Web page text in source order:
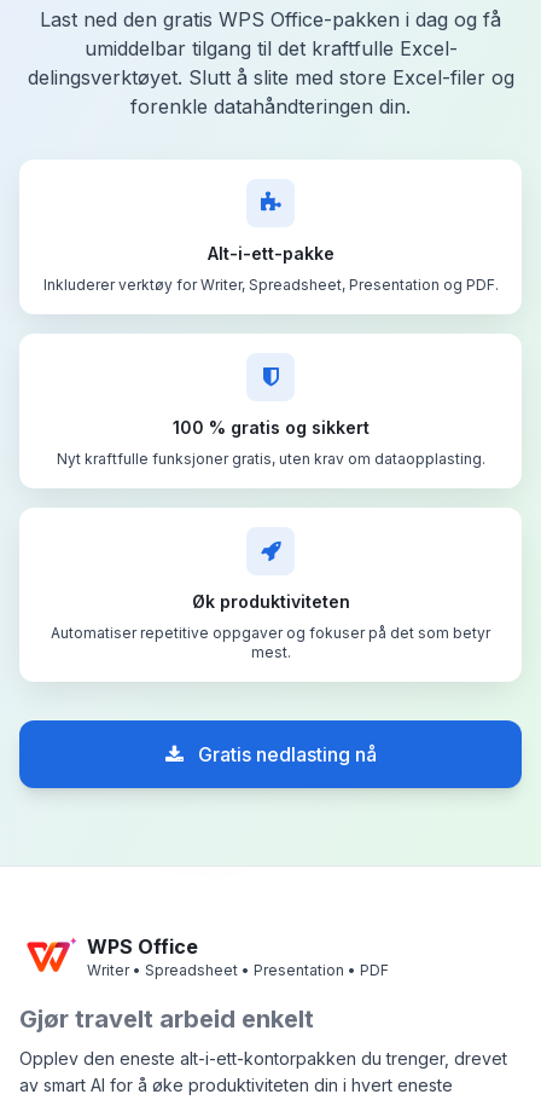
Last ned den gratis WPS Office-pakken i dag og få
umiddelbar tilgang til det kraftfulle Excel-
delingsverktøyet. Slutt å slite med store Excel-filer og
forenkle datahåndteringen din.
Alt-i-ett-pakke
Inkluderer verktøy for Writer, Spreadsheet, Presentation og PDF.
100 % gratis og sikkert
Nyt kraftfulle funksjoner gratis, uten krav om dataopplasting.
Øk produktiviteten
Automatiser repetitive oppgaver og fokuser på det som betyr
mest.
Gratis nedlasting nå
WPS Office
Writer • Spreadsheet • Presentation • PDF
Gjør travelt arbeid enkelt
Opplev den eneste alt-i-ett-kontorpakken du trenger, drevet
av smart AI for å øke produktiviteten din i hvert eneste